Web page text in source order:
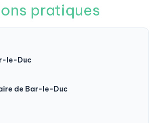
pratiques
le-Duc
de Bar-le-Duc